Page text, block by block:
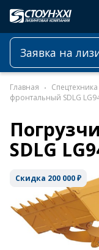
Заявка на
Главная Спецтехника
фронтальный SDLG
SDLG
Скидка 200 000 ₽